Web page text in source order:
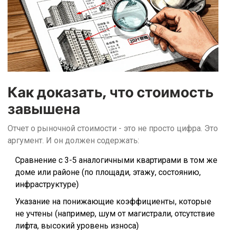
Как доказать, что стоимость
завышена
Отчет о рыночной стоимости - это не просто цифра. Это
аргумент. И он должен содержать:
Сравнение с 3-5 аналогичными квартирами в том же
доме или районе (по площади, этажу, состоянию,
инфраструктуре)
Указание на понижающие коэффициенты, которые
не учтены (например, шум от магистрали, отсутствие
лифта, высокий уровень износа)